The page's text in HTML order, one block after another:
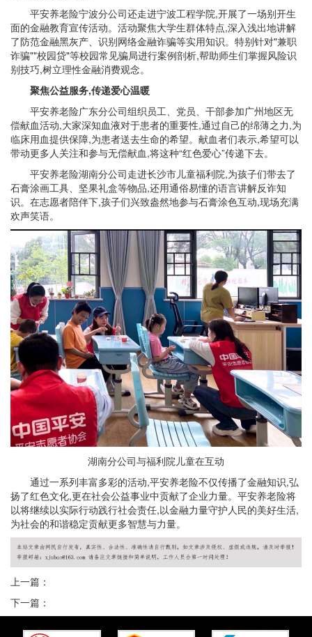
平安养老险宁波分公司还走进宁波工程学院,开展了一场别开生
面的金融教育宣传活动。活动聚焦大学生群体特点,深入浅出地讲解
了防范金融黑灰产、识别网络金融诈骗等实用知识。特别针对"兼职
诈骗""校园贷"等校园常见骗局进行案例剖析,帮助师生们掌握风险识
别技巧,树立理性金融消费观念。
聚焦公益服务,传递爱心温暖
平安养老险广东分公司组织员工、党员、干部参加广州地区无
偿献血活动,大家深知血液对于患者的重要性,通过自己的绵薄之力,为
临床用血提供保障,为患者送去生命的希望。献血者们表示,希望可以
带动更多人关注和参与无偿献血,将这种“红色爱心”传递下去。
平安养老险湖南分公司走进长沙市儿童福利院,为孩子们带去了
石膏涂画工具、坚果礼盒等物品,还用通俗易懂的语言讲解反诈知
识。在志愿者陪伴下,孩子们兴致盎然地参与石膏涂色互动,现场充满
欢声笑语。
湖南分公司与福利院儿童在互动
通过一系列丰富多彩的活动,平安养老险不仅传播了金融知识,弘
扬了红色文化,更在社会公益事业中贡献了企业力量。平安养老险将
以将继续以实际行动践行社会责任,以金融力量守护人民的美好生活,
为社会的和谐稳定贡献更多智慧与力量。
上一篇：
下一篇：